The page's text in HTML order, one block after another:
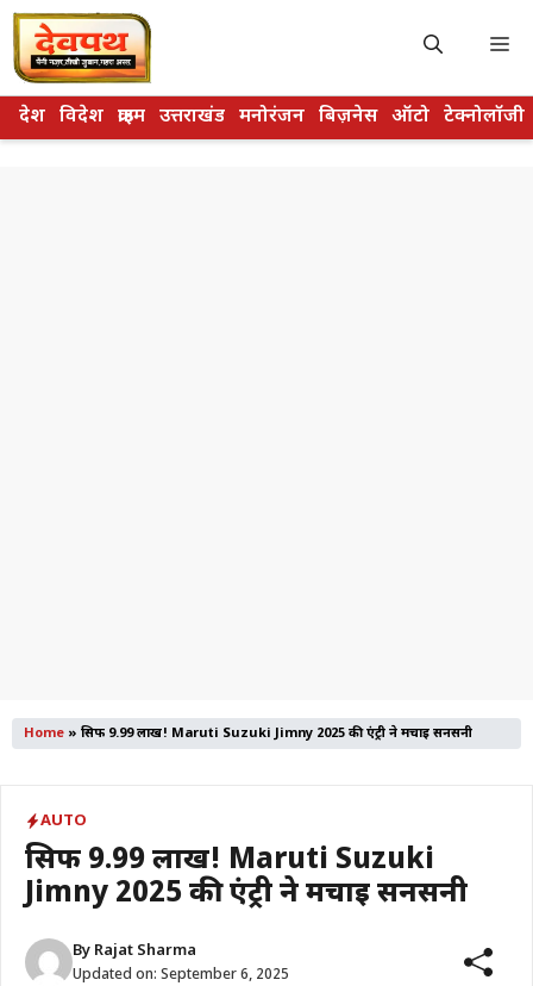
Skip
to
content
देश विदेश क्राइम उत्तराखंड मनोरंजन बिज़नेस ऑटो टेक्नोलॉजी
Home » सिर्फ ₹9.99 लाख! Maruti Suzuki Jimny 2025 की एंट्री ने मचाई सनसनी
AUTO
सिर्फ ₹9.99 लाख! Maruti Suzuki
Jimny 2025 की एंट्री ने मचाई सनसनी
By Rajat Sharma
Updated on: September 6, 2025